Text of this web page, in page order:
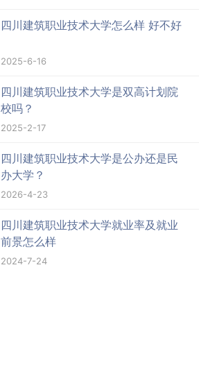
四川建筑职业技术大学怎么样 好不好
2025-6-16
四川建筑职业技术大学是双高计划院
校吗？
2025-2-17
四川建筑职业技术大学是公办还是民
办大学？
2026-4-23
四川建筑职业技术大学就业率及就业
前景怎么样
2024-7-24